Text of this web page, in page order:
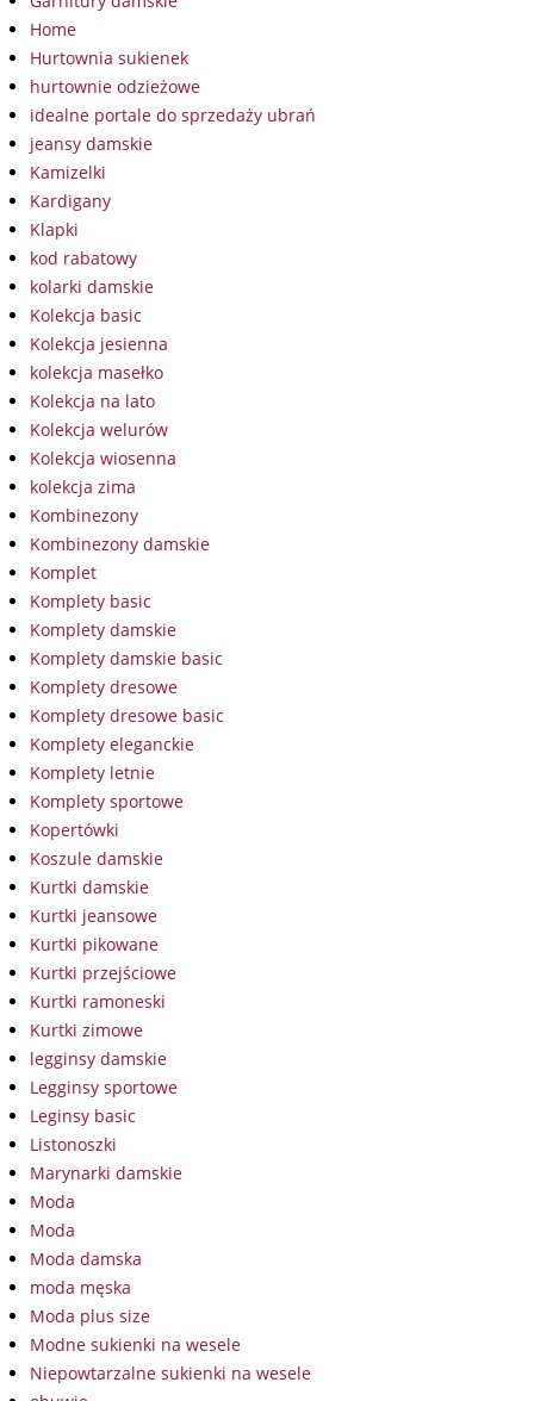
Home
Hurtownia sukienek
hurtownie odzieżowe
idealne portale do sprzedaży ubrań
jeansy damskie
Kamizelki
Kardigany
Klapki
kod rabatowy
kolarki damskie
Kolekcja basic
Kolekcja jesienna
kolekcja masełko
Kolekcja na lato
Kolekcja welurów
Kolekcja wiosenna
kolekcja zima
Kombinezony
Kombinezony damskie
Komplet
Komplety basic
Komplety damskie
Komplety damskie basic
Komplety dresowe
Komplety dresowe basic
Komplety eleganckie
Komplety letnie
Komplety sportowe
Kopertówki
Koszule damskie
Kurtki damskie
Kurtki jeansowe
Kurtki pikowane
Kurtki przejściowe
Kurtki ramoneski
Kurtki zimowe
legginsy damskie
Legginsy sportowe
Leginsy basic
Listonoszki
Marynarki damskie
Moda
Moda
Moda damska
moda męska
Moda plus size
Modne sukienki na wesele
Niepowtarzalne sukienki na wesele